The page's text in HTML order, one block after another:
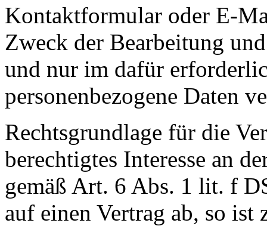
Kontaktformular oder E-
Zweck der Bearbeitung
und nur im dafür
personenbezogene Daten
Rechtsgrundlage für die
berechtigtes Interesse an
gemäß Art. 6 Abs. 1 lit. f
auf einen Vertrag ab, so ist